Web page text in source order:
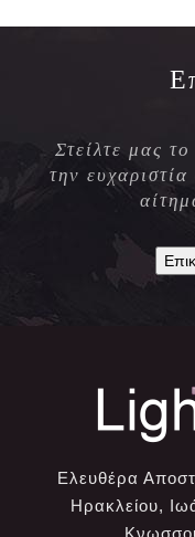
Στείλτε μας
την
Ελευθέρα
Ηρακλείου,